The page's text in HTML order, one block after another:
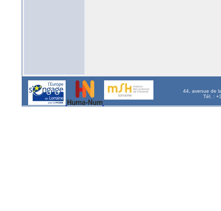
44, avenue de
Tél. :